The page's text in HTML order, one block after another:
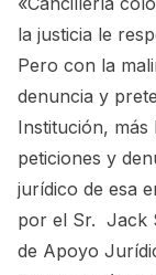
la justicia le
Pero con la
denuncia y
Institución, más
peticiones y
jurídico de esa
por el Sr. Jack
de Apoyo